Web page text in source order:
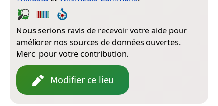
Nous serions ravis de recevoir votre aide pour
améliorer nos sources de données ouvertes.
Merci pour votre contribution.
Modifier ce lieu